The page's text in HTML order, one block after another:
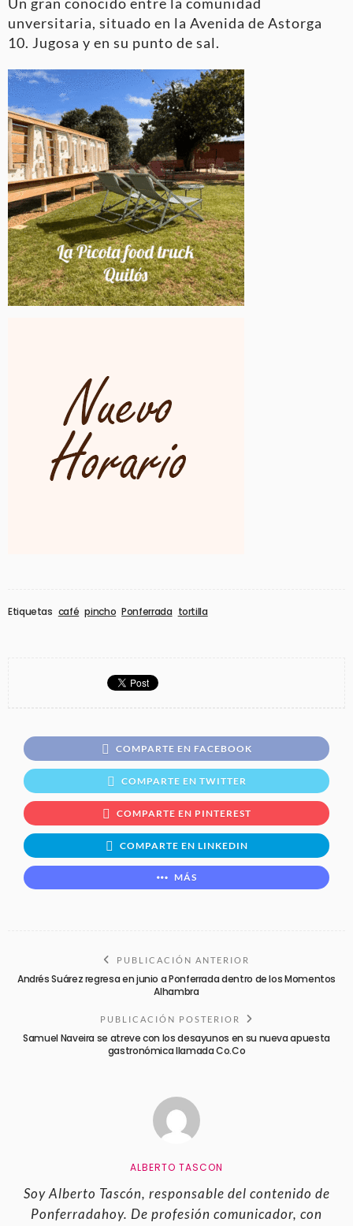
unversitaria, situado en la Avenida de Astorga
10. Jugosa y en su punto de sal.
Etiquetas café pincho Ponferrada tortilla
COMPARTE EN FACEBOOK
COMPARTE EN TWITTER
COMPARTE EN PINTEREST
COMPARTE EN LINKEDIN
MÁS
PUBLICACIÓN ANTERIOR
Andrés Suárez regresa en junio a Ponferrada dentro de los Momentos
Alhambra
PUBLICACIÓN POSTERIOR
Samuel Naveira se atreve con los desayunos en su nueva apuesta
gastronómica llamada Co.Co
ALBERTO TASCON
Soy Alberto Tascón, responsable del contenido de
Ponferradahoy. De profesión comunicador, con